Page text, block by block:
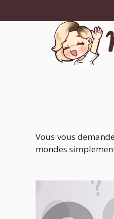
au
Vous vous
mondes